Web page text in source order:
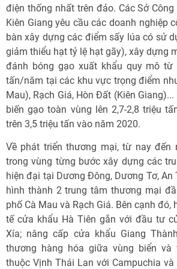
điện thống nhất trên đảo. Các Sở
Kiên Giang yêu cầu các doanh nghiệp
bàn xây dựng các điểm sấy lúa có sử
giảm thiểu hạt tỷ lệ hạt gãy), xây dựng
đánh bóng gạo xuất khẩu quy mô từ
tấn/năm tại các khu vực trọng điểm
Mau), Rạch Giá, Hòn Đất (Kiên
biến gạo toàn vùng lên 2,7-2,8 triệu
trên 3,5 triệu tấn vào năm 2020.
Về phát triển thương mại, từ nay đến
trong vùng từng bước xây dựng các
hiện đại tại Dương Đông, Dương Tơ, An
hình thành 2 trung tâm thương mại
phố Cà Mau và Rạch Giá. Bên cạnh đó,
tế cửa khẩu Hà Tiên gắn với đầu tư
Xía; nâng cấp cửa khẩu Giang
thương hàng hóa giữa vùng biển và
thuộc Vịnh Thái Lan với Campuchia